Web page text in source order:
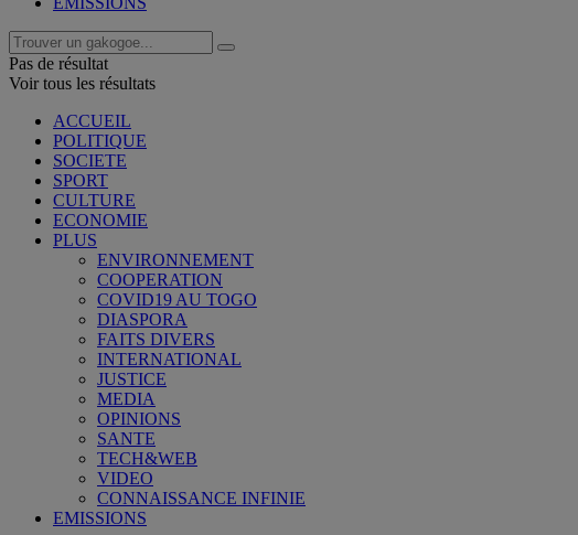
Pas de résultat
Voir tous les résultats
ACCUEIL
POLITIQUE
SOCIETE
SPORT
CULTURE
ECONOMIE
PLUS
ENVIRONNEMENT
COOPERATION
COVID19 AU TOGO
DIASPORA
FAITS DIVERS
INTERNATIONAL
JUSTICE
MEDIA
OPINIONS
SANTE
TECH&WEB
VIDEO
CONNAISSANCE INFINIE
EMISSIONS